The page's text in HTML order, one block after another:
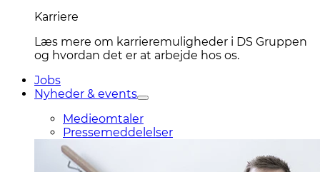
Karriere
Læs mere om karrieremuligheder i DS Gruppen
og hvordan det er at arbejde hos os.
Jobs
Nyheder & events
Medieomtaler
Pressemeddelelser